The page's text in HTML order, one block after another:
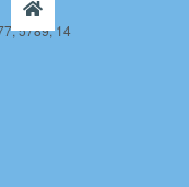
5789, 14